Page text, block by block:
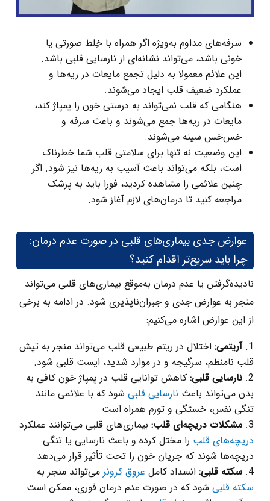
سرفه‌های مداوم به‌ویژه اگر همراه با خِلط صورتی یا
خونی باشد، می‌تواند نشانه‌ای از نارسایی قلبی باشد.
این علائم معمولا به دلیل تجمع مایعات در ریه‌ها و
عملکرد ضعیف قلب ایجاد می‌شوند.
هنگامی که قلب نمی‌تواند به درستی خون را پمپاژ کند،
مایعات در ریه‌ها جمع می‌شوند و باعث سرفه و
خس‌خس سینه می‌شوند.
این وضعیت نه تنها برای سلامتی قلب شما خطرناک
است، بلکه می‌تواند باعث آسیب به ریه‌ها نیز شود. اگر
چنین علائمی را مشاهده کردید، فورا باید به پزشک
مراجعه کنید تا درمان‌های لازم آغاز شود.
عوارض جدی بیماری‌های قلبی در صورت عدم درمان:
چرا باید سریع‌تر اقدام کنید؟
نادیده‌گرفتن یا عدم درمان به‌موقع بیماری‌های قلبی می‌تواند
منجر به عوارض جدی و جبران‌ناپذیری شود. در ادامه به برخی
از این عوارض اشاره می‌کنیم:​
آریتمی: اختلال در ریتم طبیعی قلب می‌تواند منجر به تپش
قلب نامنظم، سرگیجه و در موارد شدید، ایست قلبی شود.
نارسایی قلبی: کاهش توانایی قلب در پمپاژ خون کافی به
بدن می‌تواند باعث نارسایی قلبیشود که با علائمی مانند
تنگی نفس، خستگی و تورم همراه است
مشکلات دریچه‌ای قلب: بیماری‌های قلبی می‌توانند عملکرد
دریچه‌های قلب را مختل کرده و باعث نارسایی یا تنگی
دریچه‌ها شوند که جریان خون را تحت تأثیر قرار می‌دهد​
سکته قلبی: انسداد کامل عروق کرونرمی‌تواند منجر به
سکته قلبیشود که در صورت عدم درمان فوری، ممکن است